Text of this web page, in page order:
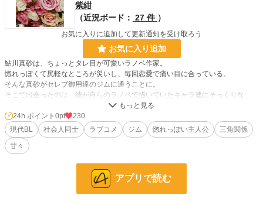
紫紺
（近況ボード： 27 件 ）
お気に入りに追加して更新通知を受け取ろう
お気に入り追加
鮎川真砂は、ちょっとタレ目が可愛いラノベ作家。
惚れっぽくて尻軽なところが災いし、毎回恋愛で痛い目に合っている。
そんな真砂がセレブ御用達のジムに通うことに。
そこで出会ったのは、彼が自らのラノベで描いていたキャラ達にそっくりな
何事もなく終わるわけがない。
※番外編１、２を追加しました！
是非ご覧ください！
228,623 位 / 228,623 件
31,393 位 / 31,393 件
24h.ポイント 0pt
230
現代BL
社会人同士 ラブコメ ジム 惚れっぽい主人公
三角関係
甘々
アプリで読む